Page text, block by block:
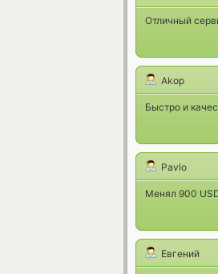
Отличный
Akop
Быстро и
Pavlo
Менял 900
Евгений